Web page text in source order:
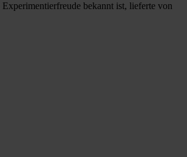
Experimentierfreude bekannt ist, lieferte von